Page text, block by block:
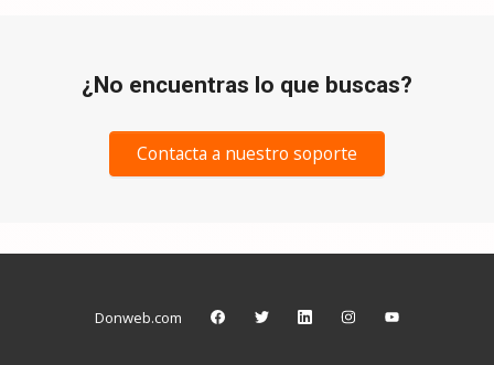
¿No encuentras lo que buscas?
Contacta a nuestro soporte
Donweb.com